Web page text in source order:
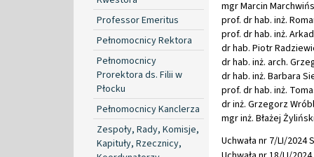
Professor Emeritus
Pełnomocnicy Rektora
Pełnomocnicy
Prorektora ds. Filii w
Płocku
Pełnomocnicy Kanclerza
Zespoły, Rady, Komisje,
Kapituły, Rzecznicy,
mgr Marcin
prof. dr hab. inż.
prof. dr hab. inż.
dr hab. Piotr
dr hab. inż. arch.
dr hab. inż. Barbara
prof. dr hab. inż.
dr inż. Grzegorz
mgr inż. Błażej
Uchwała nr 7/LI/